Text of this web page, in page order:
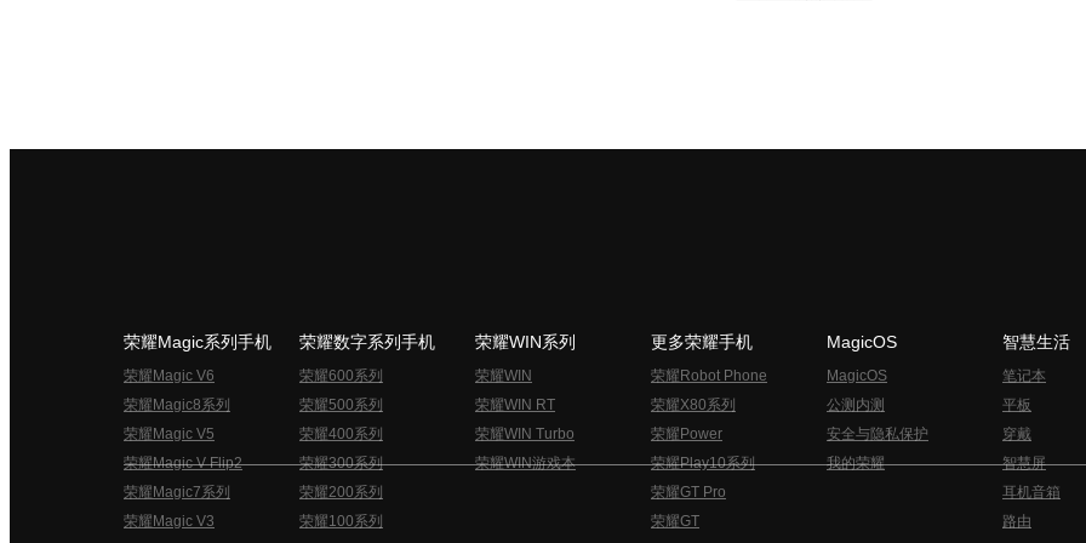
荣耀Magic系列手机
荣耀Magic V6
荣耀Magic8系列
荣耀Magic V5
荣耀Magic V Flip2
荣耀Magic7系列
荣耀Magic V3
荣耀数字系列手机
荣耀600系列
荣耀500系列
荣耀400系列
荣耀300系列
荣耀200系列
荣耀100系列
荣耀WIN系列
荣耀WIN
荣耀WIN RT
荣耀WIN Turbo
荣耀WIN游戏本
更多荣耀手机
荣耀Robot Phone
荣耀X80系列
荣耀Power
荣耀Play10系列
荣耀GT Pro
荣耀GT
MagicOS
MagicOS
公测内测
安全与隐私保护
我的荣耀
智慧生活
笔记本
平板
穿戴
智慧屏
耳机音箱
路由